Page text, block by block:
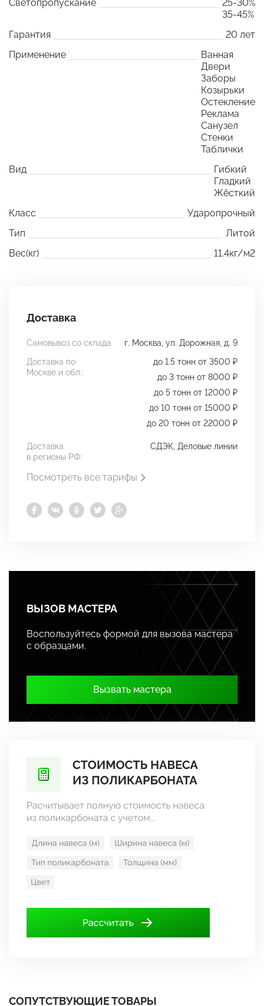
Светопропускание
25-30%
35-45%
Гарантия
20 лет
Применение
Ванная
Двери
Заборы
Козырьки
Остекление
Реклама
Санузел
Стенки
Таблички
Вид
Гибкий
Гладкий
Жёсткий
Класс
Ударопрочный
Тип
Литой
Вес(кг)
11.4кг/м2
Доставка
Самовывоз со склада
г. Москва, ул. Дорожная, д. 9
Доставка по
Москве и обл.:
до 1.5 тонн от 3500 ₽
до 3 тонн от 8000 ₽
до 5 тонн от 12000 ₽
до 10 тонн от 15000 ₽
до 20 тонн от 22000 ₽
Доставка
в регионы РФ:
СДЭК, Деловые линии
Посмотреть все тарифы
ВЫЗОВ МАСТЕРА
Воспользуйтесь формой для вызова мастера
с образцами.
Вызвать мастера
СОПУТСТВУЮЩИЕ ТОВАРЫ